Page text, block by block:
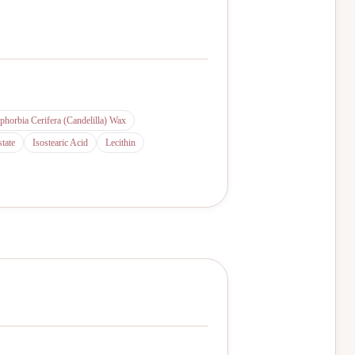
Cerifera (Candelilla) Wax
Isostearic Acid
Lecithin